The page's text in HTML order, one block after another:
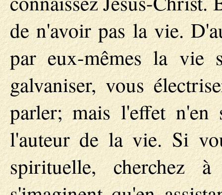
de n'avoir pas la vie.
par eux-mêmes la vie
galvaniser, vous
parler; mais l'effet n'en
l'auteur de la vie. Si
spirituelle, cherchez